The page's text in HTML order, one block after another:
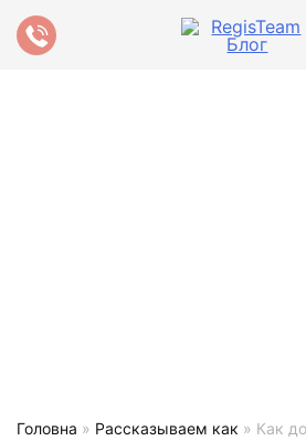
Головна » Рассказываем как » Как